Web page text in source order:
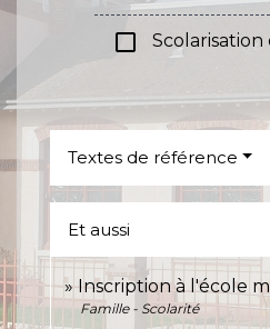
check_box_outline_blank
Textes de référence
Et aussi
Inscription à l'école
Famille - Scolarité